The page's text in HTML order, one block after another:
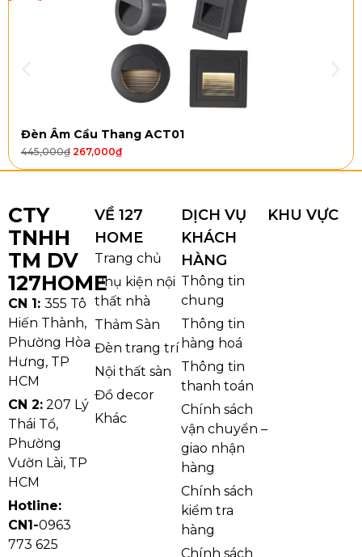
Đèn Âm Cầu Thang ACT01
445,000₫ 267,000₫
CTY
TNHH
TM DV
127HOME
CN 1: 355 Tô
Hiến Thành,
Phường Hòa
Hưng, TP
HCM
CN 2: 207 Lý
Thái Tổ,
Phường
Vườn Lài, TP
HCM
Hotline:
CN1-0963
773 625
VỀ 127
HOME
Trang chủ
Phụ kiện nội
thất nhà
Thảm Sàn
Đèn trang trí
Nội thất sàn
Đồ decor
Khác
DỊCH VỤ
KHÁCH
HÀNG
Thông tin
chung
Thông tin
hàng hoá
Thông tin
thanh toán
Chính sách
vận chuyển –
giao nhận
hàng
Chính sách
kiểm tra
hàng
Chính sách
KHU VỰC